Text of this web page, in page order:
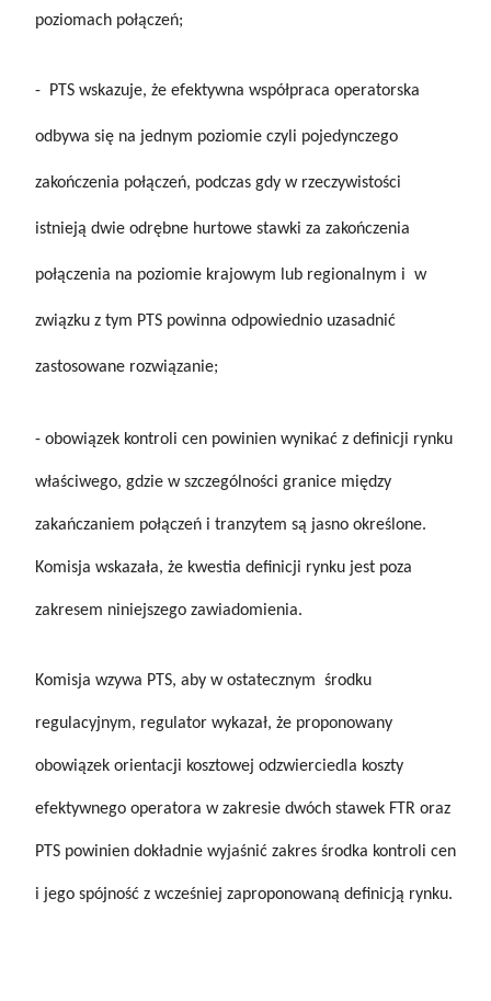
poziomach połączeń;
- PTS wskazuje, że efektywna współpraca operatorska
odbywa się na jednym poziomie czyli pojedynczego
zakończenia połączeń, podczas gdy w rzeczywistości
istnieją dwie odrębne hurtowe stawki za zakończenia
połączenia na poziomie krajowym lub regionalnym i w
związku z tym PTS powinna odpowiednio uzasadnić
zastosowane rozwiązanie;
- obowiązek kontroli cen powinien wynikać z definicji rynku
właściwego, gdzie w szczególności granice między
zakańczaniem połączeń i tranzytem są jasno określone.
Komisja wskazała, że kwestia definicji rynku jest poza
zakresem niniejszego zawiadomienia.
Komisja wzywa PTS, aby w ostatecznym środku
regulacyjnym, regulator wykazał, że proponowany
obowiązek orientacji kosztowej odzwierciedla koszty
efektywnego operatora w zakresie dwóch stawek FTR oraz
PTS powinien dokładnie wyjaśnić zakres środka kontroli cen
i jego spójność z wcześniej zaproponowaną definicją rynku.